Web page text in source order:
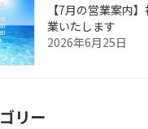
【7月の営業案内
業いたします
2026年6月25日
リー